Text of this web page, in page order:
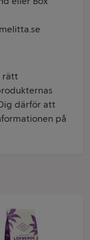
rätt
därför att
på